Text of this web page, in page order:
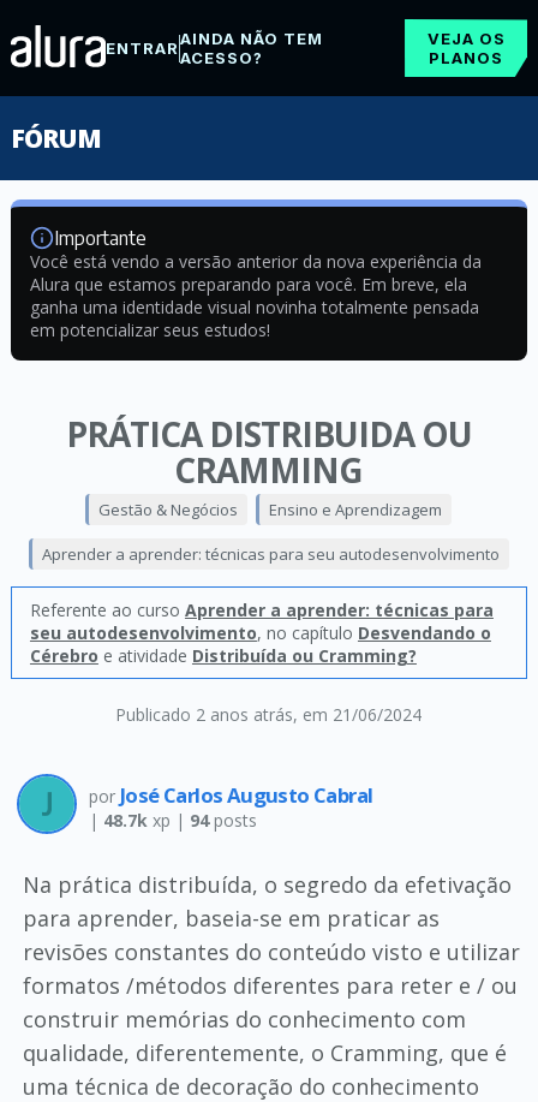
ENTRARAINDA NÃO TEM
ACESSO?
VEJA OS
PLANOS
FÓRUM
Importante
Você está vendo a versão anterior da nova experiência da
Alura que estamos preparando para você. Em breve, ela
ganha uma identidade visual novinha totalmente pensada
em potencializar seus estudos!
PRÁTICA DISTRIBUIDA OU
CRAMMING
Publicado 2 anos atrás, em 21/06/2024
Gestão & Negócios Ensino e Aprendizagem
Aprender a aprender: técnicas para seu autodesenvolvimento
Referente ao curso Aprender a aprender: técnicas para
seu autodesenvolvimento, no capítulo Desvendando o
Cérebro e atividade Distribuída ou Cramming?
por José Carlos Augusto Cabral
| 48.7kxp | 94posts
Na prática distribuída, o segredo da efetivação
para aprender, baseia-se em praticar as
revisões constantes do conteúdo visto e utilizar
formatos /métodos diferentes para reter e / ou
construir memórias do conhecimento com
qualidade, diferentemente, o Cramming, que é
uma técnica de decoração do conhecimento